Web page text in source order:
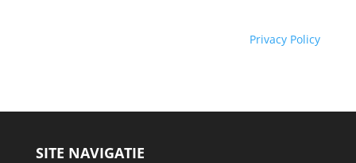
Privacy Policy
SITE NAVIGATIE